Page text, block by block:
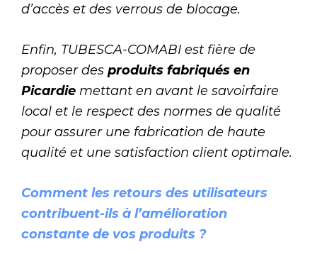
d’accès et des verrous de blocage.
Enfin, TUBESCA-COMABI est fière de
proposer des produits fabriqués en
Picardie mettant en avant le savoirfaire
local et le respect des normes de qualité
pour assurer une fabrication de haute
qualité et une satisfaction client optimale.
Comment les retours des utilisateurs
contribuent-ils à l’amélioration
constante de vos produits ?